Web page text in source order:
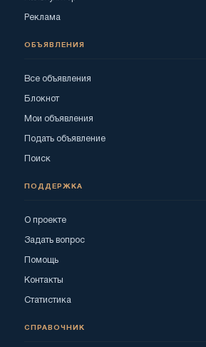
Реклама
ОБЪЯВЛЕНИЯ
Все объявления
Блокнот
Мои объявления
Подать объявление
Поиск
ПОДДЕРЖКА
О проекте
Задать вопрос
Помощь
Контакты
Статистика
СПРАВОЧНИК